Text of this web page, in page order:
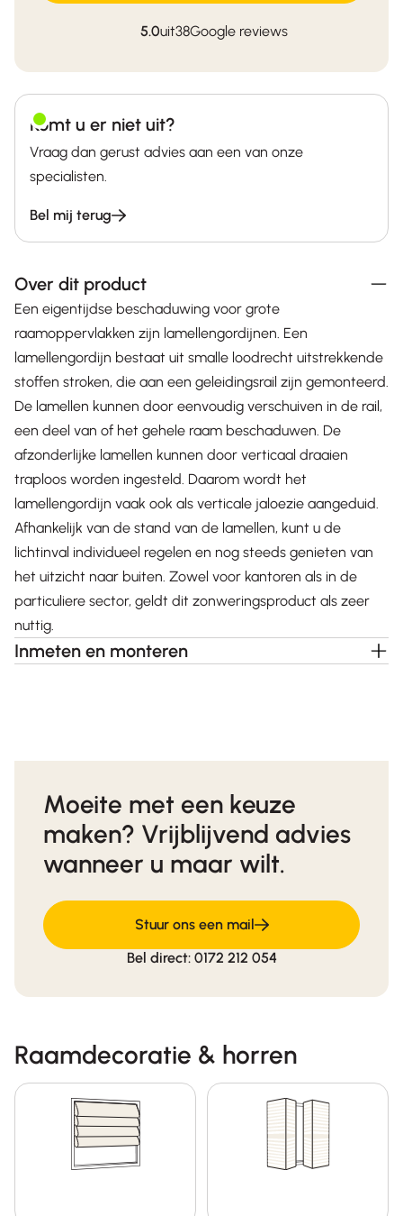
5.0uit38Google reviews
Komt u er niet uit?
Vraag dan gerust advies aan een van onze
specialisten.
Bel mij terug
Over dit product
Een eigentijdse beschaduwing voor grote
raamoppervlakken zijn lamellengordijnen. Een
lamellengordijn bestaat uit smalle loodrecht uitstrekkende
stoffen stroken, die aan een geleidingsrail zijn gemonteerd.
De lamellen kunnen door eenvoudig verschuiven in de rail,
een deel van of het gehele raam beschaduwen. De
afzonderlijke lamellen kunnen door verticaal draaien
traploos worden ingesteld. Daarom wordt het
lamellengordijn vaak ook als verticale jaloezie aangeduid.
Afhankelijk van de stand van de lamellen, kunt u de
lichtinval individueel regelen en nog steeds genieten van
het uitzicht naar buiten. Zowel voor kantoren als in de
particuliere sector, geldt dit zonweringsproduct als zeer
nuttig.
Inmeten en monteren
Moeite met een keuze
maken? Vrijblijvend advies
wanneer u maar wilt.
Stuur ons een mail
Bel direct: 0172 212 054
Raamdecoratie & horren